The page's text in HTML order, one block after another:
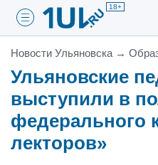
18+
Новости Ульяновска →
Ульяновские
выступили в
федерального
лекторов»